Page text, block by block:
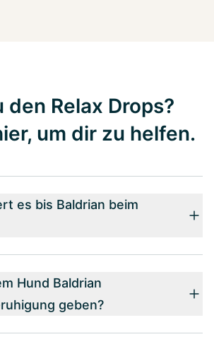
den Relax Drops?
um dir zu helfen.
es bis Baldrian beim
Hund Baldrian
geben?